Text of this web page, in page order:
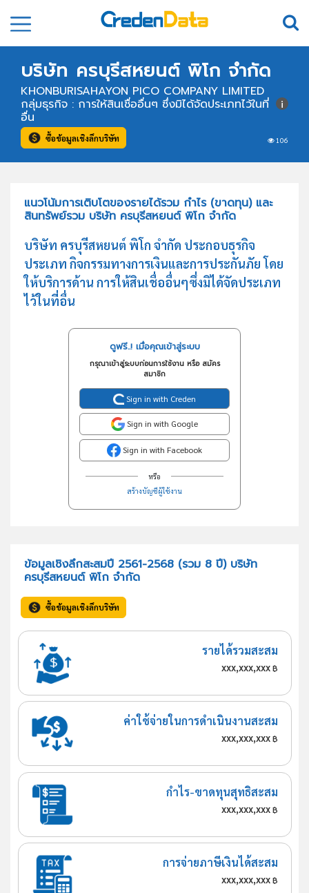
บริษัท ครบุรีสหยนต์ พิโก จำกัด
KHONBURISAHAYON PICO COMPANY LIMITED
106
กลุ่มธุรกิจ : การให้สินเชื่ออื่นๆ ซึ่งมิได้จัดประเภทไว้ในที่
อื่น
ซื้อข้อมูลเชิงลึกบริษัท
แนวโน้มการเติบโตของรายได้รวม กำไร (ขาดทุน) และ
สินทรัพย์รวม บริษัท ครบุรีสหยนต์ พิโก จำกัด
บริษัท ครบุรีสหยนต์ พิโก จำกัด ประกอบธุรกิจ
ประเภท กิจกรรมทางการเงินและการประกันภัย โดย
ให้บริการด้าน การให้สินเชื่ออื่นๆซึ่งมิได้จัดประเภท
ไว้ในที่อื่น
ดูฟรี..! เมื่อคุณเข้าสู่ระบบ
กรุณาเข้าสู่ระบบก่อนการใช้งาน หรือ สมัคร
สมาชิก
Sign in with Creden
Sign in with Google
Sign in with Facebook
หรือ
สร้างบัญชีผู้ใช้งาน
ข้อมูลเชิงลึกสะสมปี 2561-2568 (รวม 8 ปี) บริษัท
ครบุรีสหยนต์ พิโก จำกัด
ซื้อข้อมูลเชิงลึกบริษัท
รายได้รวมสะสม
xxx,xxx,xxx฿
ค่าใช้จ่ายในการดำเนินงานสะสม
xxx,xxx,xxx฿
กำไร-ขาดทุนสุทธิสะสม
xxx,xxx,xxx฿
การจ่ายภาษีเงินได้สะสม
xxx,xxx,xxx฿